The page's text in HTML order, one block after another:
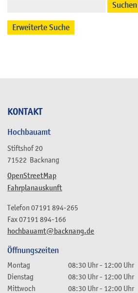
KONTAKT
Hochbauamt
Stiftshof 20
71522 Backnang
OpenStreetMap
Fahrplanauskunft
hochbauamt@backnang.de
Telefon 07191 894-265
Fax07191 894-166
Öffnungszeiten
Montag 08:30 Uhr- 12:00 Uhr
Dienstag
08:30 Uhr- 12:00 Uhr
Mittwoch
08:30 Uhr- 12:00 Uhr
Suchen
Erweiterte Suche